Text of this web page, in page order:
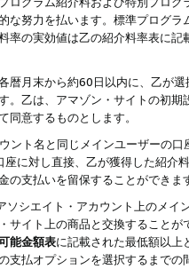
努力を払います。標準プログ
率の実効値は乙の紹介料率表に
月末から約60日以内に、乙が
乙は、アマゾン・サイトの初
意するものとします。
ト名と同じメインユーザーの口
に対し直接、乙が獲得した紹
支払いを留保することができま
シエイト・アカウント上のメイ
イト上の商品と交換すること
能金額表に記載された最低額以上
払オプションを選択するまでの